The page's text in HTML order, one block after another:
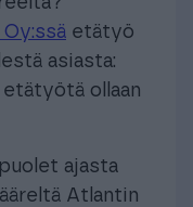
etätyö
asiasta:
ollaan
ajasta
Atlantin